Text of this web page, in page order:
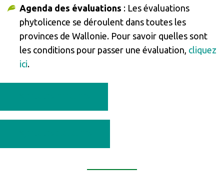
Agenda des évaluations : Les évaluations
phytolicence se déroulent dans toutes les
provinces de Wallonie. Pour savoir quelles sont
les conditions pour passer une évaluation, cliquez
ici.